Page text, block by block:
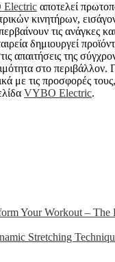
αποτελεί
κινητήρων,
τις ανάγκες
δημιουργεί
απαιτήσεις της
στο περιβάλλον.
με τις προσφορές
VYBO Electric.
Your Workout –
Stretching